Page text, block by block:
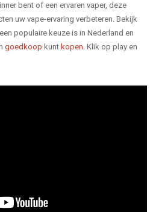
bent of een ervaren vaper, deze
uw vape-ervaring verbeteren. Bekijk
populaire keuze is in Nederland en
goedkoop kunt kopen. Klik op play en